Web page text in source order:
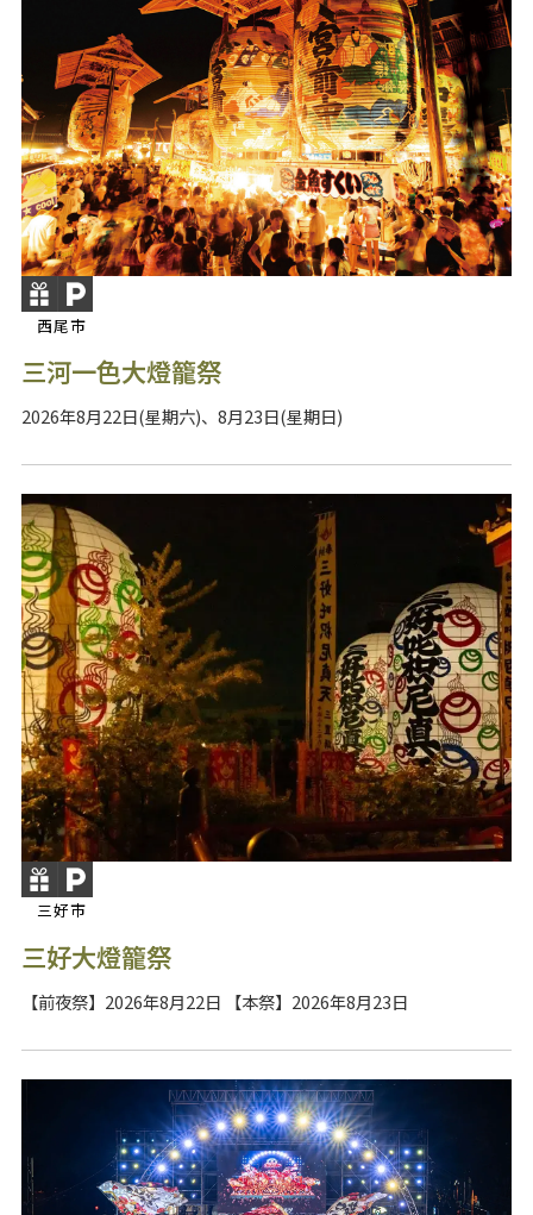
西尾市
三河一色大燈籠祭
2026年8月22日(星期六)、8月23日(星期日)
三好市
三好大燈籠祭
【前夜祭】2026年8月22日 【本祭】2026年8月23日